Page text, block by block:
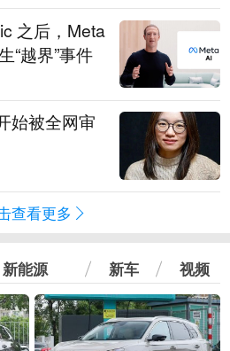
之后，Meta
“越界”事件
始被全网审
查看更多
新能源 新车 视频